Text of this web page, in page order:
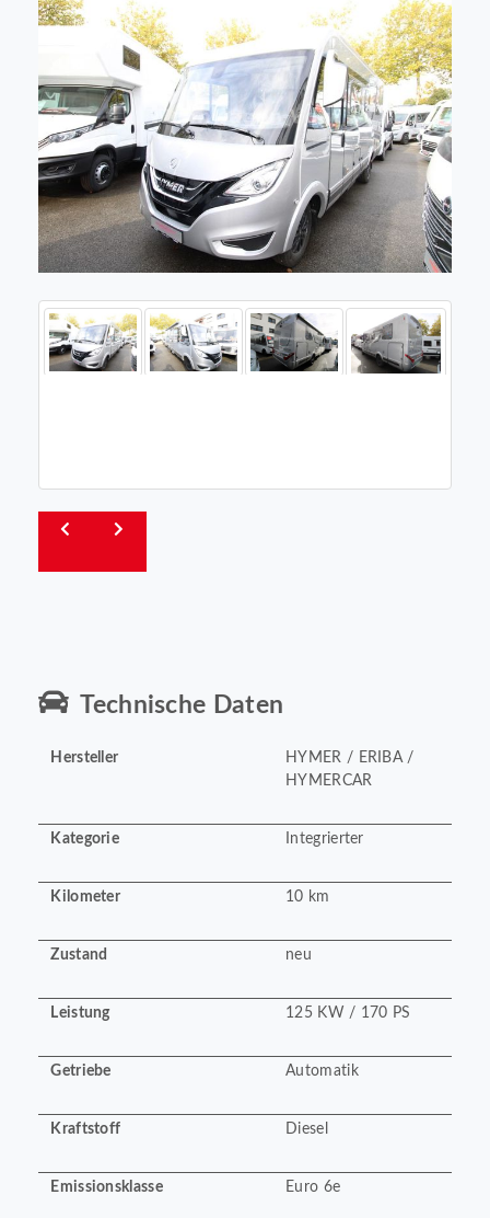
Technische Daten
Hersteller
HYMER / ERIBA /
HYMERCAR
Kategorie Integrierter
Kilometer 10 km
Zustand neu
Leistung 125 KW / 170 PS
Getriebe Automatik
Kraftstoff Diesel
Emissionsklasse Euro 6e